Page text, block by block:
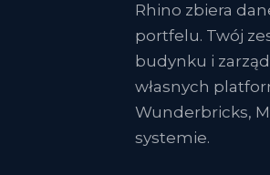
Rhino zbiera
portfelu. Twój
budynku i
własnych
Wunderbricks,
systemie.